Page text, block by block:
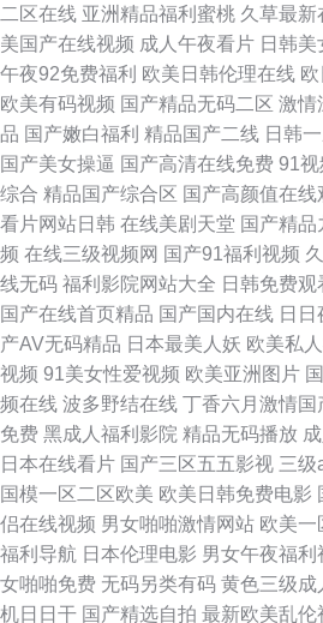
二区在线 亚洲精品福利蜜桃 久草最新
美国产在线视频 成人午夜看片 日韩
午夜92免费福利 欧美日韩伦理在线
欧美有码视频 国产精品无码二区 激情
品 国产嫩白福利 精品国产二线 日韩
国产美女操逼 国产高清在线免费 91
综合 精品国产综合区 国产高颜值在线
看片网站日韩 在线美剧天堂 国产精品
频 在线三级视频网 国产91福利视频
线无码 福利影院网站大全 日韩免费观
国产在线首页精品 国产国内在线 日日
产AV无码精品 日本最美人妖 欧美私
视频 91美女性爱视频 欧美亚洲图片
频在线 波多野结在线 丁香六月激情国
免费 黑成人福利影院 精品无码播放
日本在线看片 国产三区五五影视 三级
国模一区二区欧美 欧美日韩免费电影
侣在线视频 男女啪啪激情网站 欧美一
福利导航 日本伦理电影 男女午夜福利
女啪啪免费 无码另类有码 黄色三级成
机日日干 国产精选自拍 最新欧美乱伦